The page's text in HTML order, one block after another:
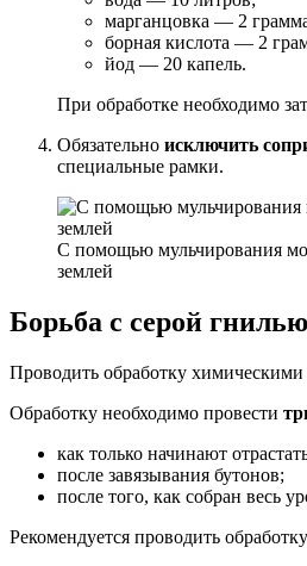
марганцовка — 2
борная кислота — 2
йод — 20 капель.
При обработке необходимо
Обязательно исключить
специальные рамки.
С помощью мульчирования
землей
Борьба с серой
Проводить обработку
Обработку необходимо провести
как только начинают
после завязывания бутонов;
после того, как собран весь
Рекомендуется проводить